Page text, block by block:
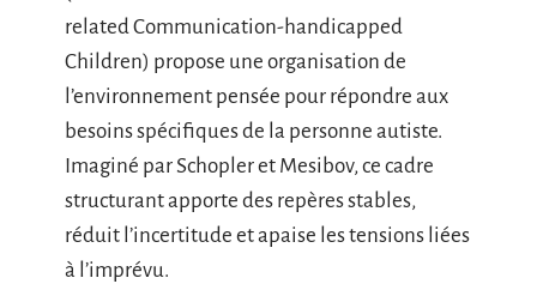
related Communication-handicapped
Children) propose une organisation de
l’environnement pensée pour répondre aux
besoins spécifiques de la personne autiste.
Imaginé par Schopler et Mesibov, ce cadre
structurant apporte des repères stables,
réduit l’incertitude et apaise les tensions liées
à l’imprévu.